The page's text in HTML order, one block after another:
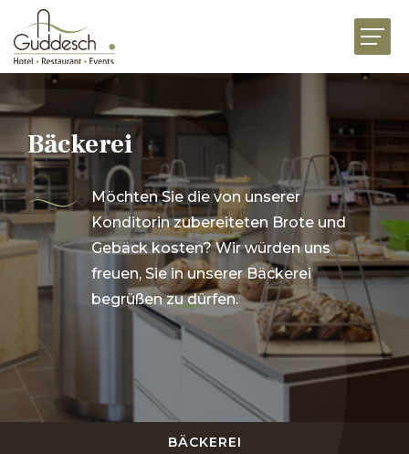
JOBS VORSTELLUNG KONTAKT
EVENTS
BUSINESS
FEIERN
GENUSSWELT
Bäckerei
Möchten Sie die von unserer
Konditorin zubereiteten Brote und
Gebäck kosten? Wir würden uns
freuen, Sie in unserer Bäckerei
begrüßen zu dürfen.
BÄCKEREI